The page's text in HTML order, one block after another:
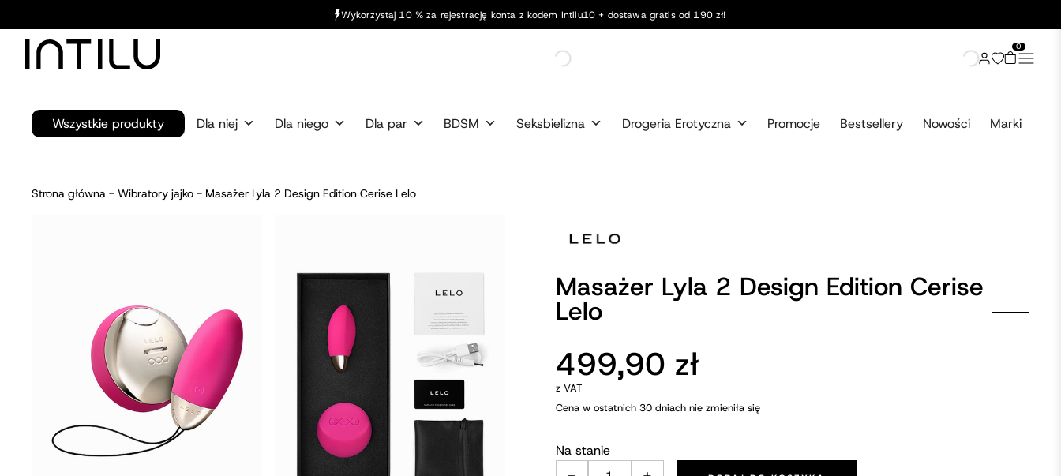
Wykorzystaj 10 % za rejestrację konta z kodem Intilu10 + dostawa gratis od 190 zł!
0
Wszystkie produkty Dla niej Dla niego Dla par BDSM Seksbielizna Drogeria Erotyczna Promocje Bestsellery Nowości Marki
Strona główna -Wibratory jajko - Masażer Lyla 2 Design Edition Cerise Lelo
Masażer Lyla 2 Design Edition Cerise
Lelo
499,90 zł
z VAT
Cena w ostatnich 30 dniach nie zmieniła się
Na stanie